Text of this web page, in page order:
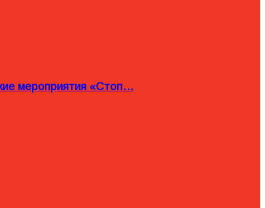
мероприятия «Стоп…